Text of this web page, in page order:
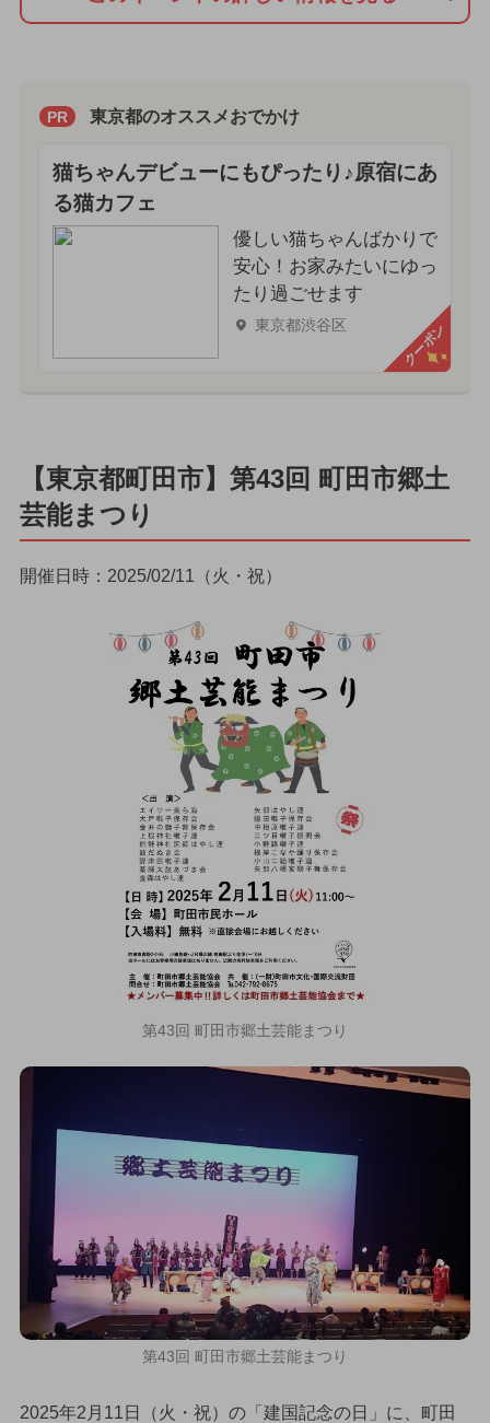
PR 東京都のオススメおでかけ
猫ちゃんデビューにもぴったり♪原宿にあ
る猫カフェ
優しい猫ちゃんばかりで
安心！お家みたいにゆっ
たり過ごせます
東京都渋谷区 クーポン
【東京都町田市】第43回 町田市郷土
芸能まつり
開催日時：2025/02/11（火・祝）
第43回 町田市郷土芸能まつり
第43回 町田市郷土芸能まつり
2025年2月11日（火・祝）の「建国記念の日」に、町田